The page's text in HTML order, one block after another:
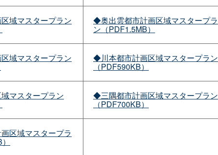
域マスタープラン ◆奥出雲都市計画区域マスタープラ
ン（PDF1.5MB）
域マスタープラン ◆川本都市計画区域マスタープラン
（PDF590KB）
マスタープラン ◆三隅都市計画区域マスタープラン
（PDF700KB）
区域マスタープラ